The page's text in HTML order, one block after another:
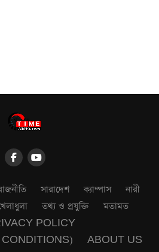
সারাদেশ ক্যাম্পাস
নারী
তথ্য ও প্রযুক্তি
মতামত
POLICY
CONDITIONS)
ABOUT US